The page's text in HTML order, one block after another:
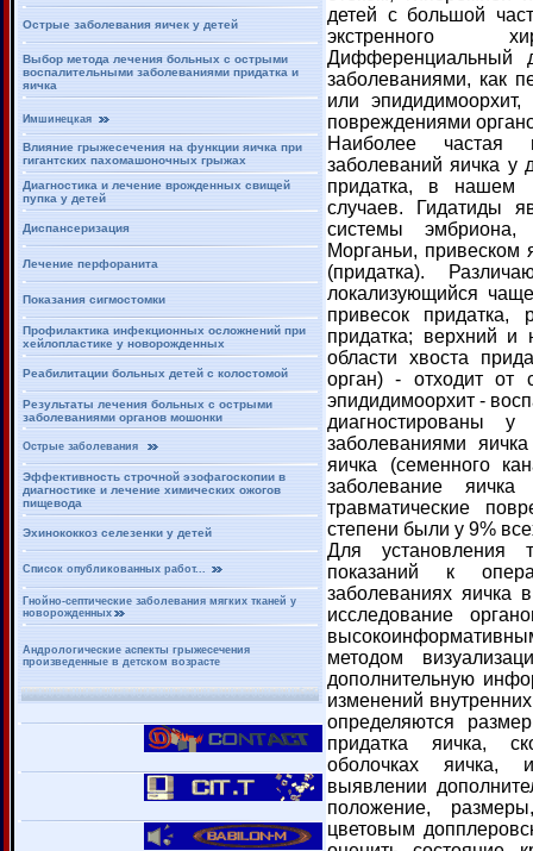
Острые заболевания яичек у детей
Выбор метода лечения больных с острыми
воспалительными заболеваниями придатка и
яичка
Имшинецкая
Влияние грыжесечения на функции яичка при
гигантских пахомашоночных грыжах
Диагностика и лечение врожденных свищей
пупка у детей
Диспансеризация
Лечение перфоранита
Показания сигмостомки
Профилактика инфекционных осложнений при
хейлопластике у новорожденных
Реабилитации больных детей с колостомой
Результаты лечения больных с острыми
заболеваниями органов мошонки
Острые заболевания
Эффективность строчной эзофагоскопии в
диагностике и лечение химических ожогов
пищевода
Эхинококкоз селезенки у детей
Список опубликованных работ...
Гнойно-септические заболевания мягких тканей у
новорожденных
Андрологические аспекты грыжесечения
произведенные в детском возрасте
детей с большой
экстренного
Дифференциальный
заболеваниями, как
или эпидидимоорхит,
повреждениями
Наиболее частая
заболеваний яичка у
придатка, в нашем
случаев. Гидатиды
системы
Морганьи, привеском
(придатка).
локализующийся
привесок придатка,
придатка; верхний и
области хвоста
орган) - отходит от
эпидидимоорхит -
диагностированы
заболеваниями
яичка (семенного
заболевание
травматические
степени были у 9%
Для установления
показаний к
заболеваниях яичка
исследование
методом
дополнительную
изменений
определяются
придатка яичка,
оболочках яичка,
выявлении
положение,
цветовым